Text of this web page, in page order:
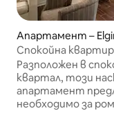
Апартамент –
Спокойна
двойно легло
Разположен в
квартал, този
апартамент
необходимо за